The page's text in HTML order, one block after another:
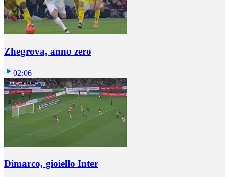
Zhegrova, anno zero
02:06
Dimarco, gioiello Inter